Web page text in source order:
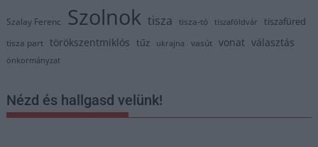
Szalay Ferenc Szolnok tisza tisza-tó tiszaföldvár tiszafüred
tisza part törökszentmiklós tűz ukrajna vasút vonat választás
önkormányzat
Nézd és hallgasd velünk!